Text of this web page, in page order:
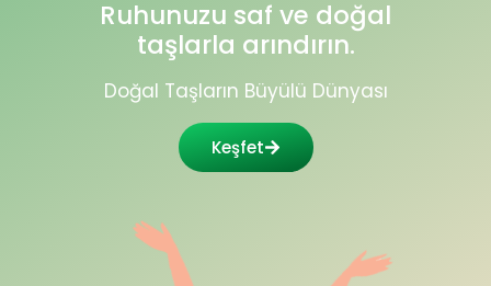
Ruhunuzu saf ve doğal
taşlarla arındırın.
Doğal Taşların Büyülü Dünyası
Keşfet